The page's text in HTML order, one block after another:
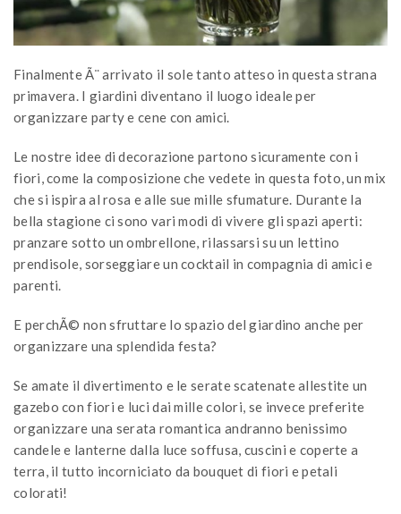
Finalmente Ã¨ arrivato il sole tanto atteso in questa strana
primavera. I giardini diventano il luogo ideale per
organizzare party e cene con amici.
Le nostre idee di decorazione partono sicuramente con i
fiori, come la composizione che vedete in questa foto, un mix
che si ispira al rosa e alle sue mille sfumature. Durante la
bella stagione ci sono vari modi di vivere gli spazi aperti:
pranzare sotto un ombrellone, rilassarsi su un lettino
prendisole, sorseggiare un cocktail in compagnia di amici e
parenti.
E perchÃ© non sfruttare lo spazio del giardino anche per
organizzare una splendida festa?
Se amate il divertimento e le serate scatenate allestite un
gazebo con fiori e luci dai mille colori, se invece preferite
organizzare una serata romantica andranno benissimo
candele e lanterne dalla luce soffusa, cuscini e coperte a
terra, il tutto incorniciato da bouquet di fiori e petali
colorati!